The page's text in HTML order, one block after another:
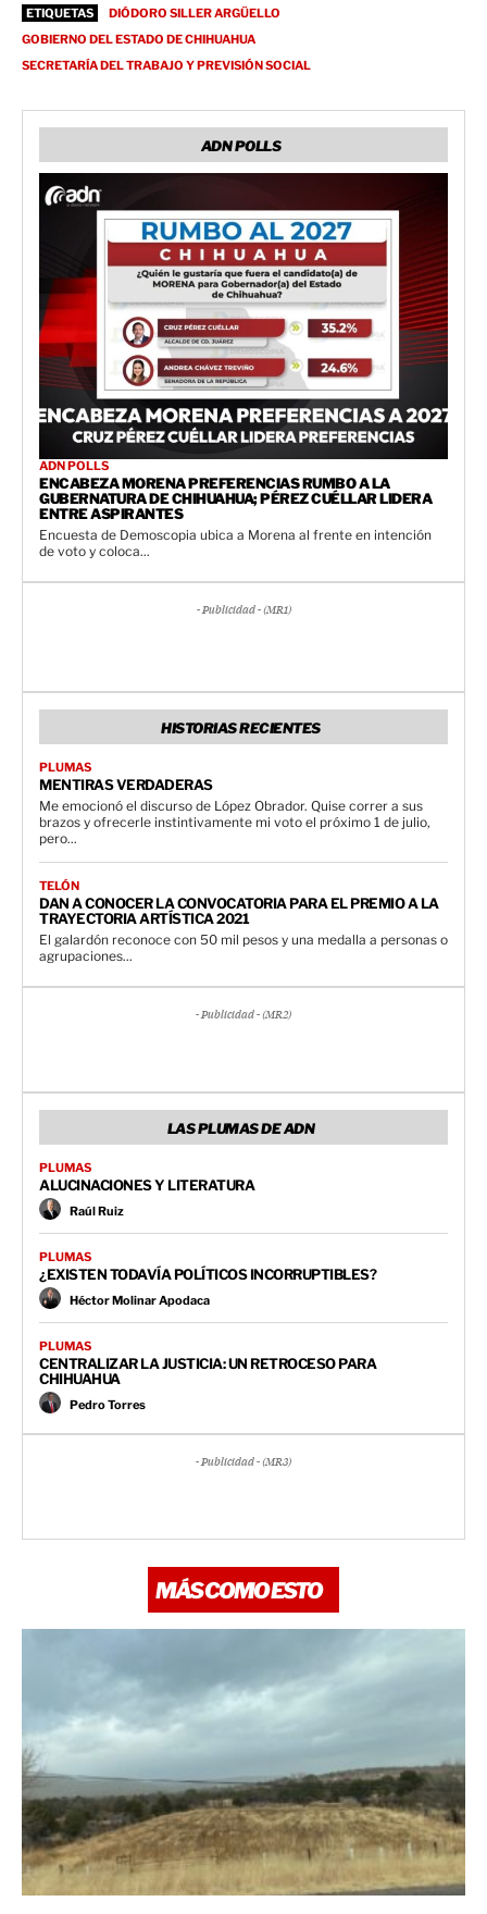
ETIQUETAS
DIÓDORO SILLER ARGÜELLO
GOBIERNO DEL ESTADO DE CHIHUAHUA
SECRETARÍA DEL TRABAJO Y PREVISIÓN SOCIAL
ADN POLLS
ADN POLLS
ENCABEZA MORENA PREFERENCIAS RUMBO A LA
GUBERNATURA DE CHIHUAHUA; PÉREZ CUÉLLAR LIDERA
ENTRE ASPIRANTES
Encuesta de Demoscopia ubica a Morena al frente en intención
de voto y coloca...
- Publicidad - (MR1)
HISTORIAS RECIENTES
PLUMAS
MENTIRAS VERDADERAS
Me emocionó el discurso de López Obrador. Quise correr a sus
brazos y ofrecerle instintivamente mi voto el próximo 1 de julio,
pero...
TELÓN
DAN A CONOCER LA CONVOCATORIA PARA EL PREMIO A LA
TRAYECTORIA ARTÍSTICA 2021
El galardón reconoce con 50 mil pesos y una medalla a personas o
agrupaciones...
- Publicidad - (MR2)
LAS PLUMAS DE ADN
PLUMAS
ALUCINACIONES Y LITERATURA
Raúl Ruiz
PLUMAS
¿EXISTEN TODAVÍA POLÍTICOS INCORRUPTIBLES?
Héctor Molinar Apodaca
PLUMAS
CENTRALIZAR LA JUSTICIA: UN RETROCESO PARA
CHIHUAHUA
Pedro Torres
- Publicidad - (MR3)
MÁS COMO ESTO